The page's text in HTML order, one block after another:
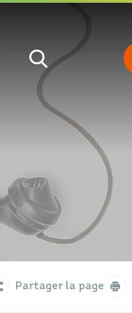
Partager la page